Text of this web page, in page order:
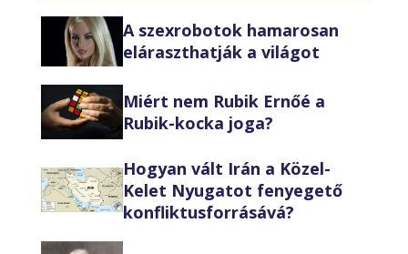
A szexrobotok hamarosan
eláraszthatják a világot
Miért nem Rubik Ernőé a
Rubik-kocka joga?
Hogyan vált Irán a Közel-
Kelet Nyugatot fenyegető
konfliktusforrásává?